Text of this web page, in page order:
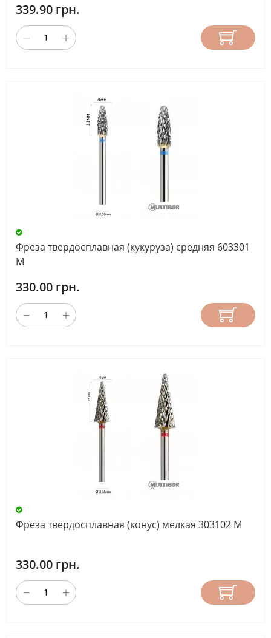
339.90 грн.
Фреза твердосплавная (кукуруза) средняя 603301
М
330.00 грн.
Фреза твердосплавная (конус) мелкая 303102 М
330.00 грн.